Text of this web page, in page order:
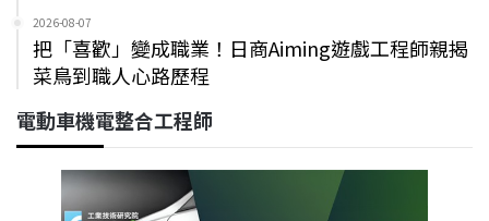
2026-08-07
把「喜歡」變成職業！日商Aiming遊戲工程師親揭
菜鳥到職人心路歷程
電動車機電整合工程師